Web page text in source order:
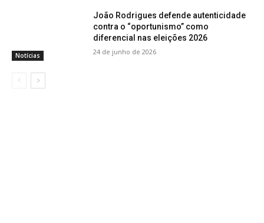
Notícias
João Rodrigues defende autenticidade
contra o “oportunismo” como
diferencial nas eleições 2026
24 de junho de 2026